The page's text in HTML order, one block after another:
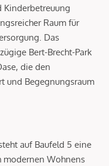
Kinderbetreuung
Raum für
Das
Bert-Brecht-Park
die den
und Begegnungsraum
auf Baufeld 5 eine
modernen Wohnens